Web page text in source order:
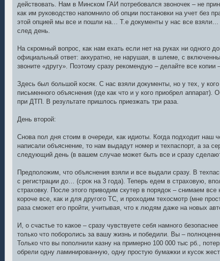
действовать. Нам в Минском ГАИ потребовался звоночек – не
как им руководство напомнило об опции постановки на учет без
этой опцией мы все и пошли на… Т.е документы у нас все
след день.
На скромный вопрос, как нам ехать если нет на руках ни одного
официальный ответ: аккуратно, не нарушая, в шлеме, с
звоните «другу». Поэтому сразу рекомендую – делайте все копии
Здесь был большой косяк. С нас взяли документы, но у тех, у
письменного объяснения (где как что и у кого приобрел аппарат).
при ДТП. В результате пришлось приезжать три раза.
День второй:
Снова пол дня стоим в очереди, как идиоты. Когда подходит наш
написали объяснение, то нам выдадут номер и техпаспорт, а за
следующий день (в вашем случае может быть все и сразу
Предположим, что объяснения взяли и все выдали сразу. В
с регистрации до… (срок на 3 года). Теперь едем в страховую,
страховку. После этого приводим скутер в порядок – снимаем
короче все, как и для другого ТС, и проходим техосмотр (мне
раза сможет его пройти, учитывая, что к людям даже на новых
И, о счастье то какое – сразу чувствуете себя намного
только что поборолись за вашу жизнь и победили. Вы –
Только что вы пополнили казну на примерно 100 000 тыс рб.,
обрели одну ламинированную, одну простую бумажки и кусок